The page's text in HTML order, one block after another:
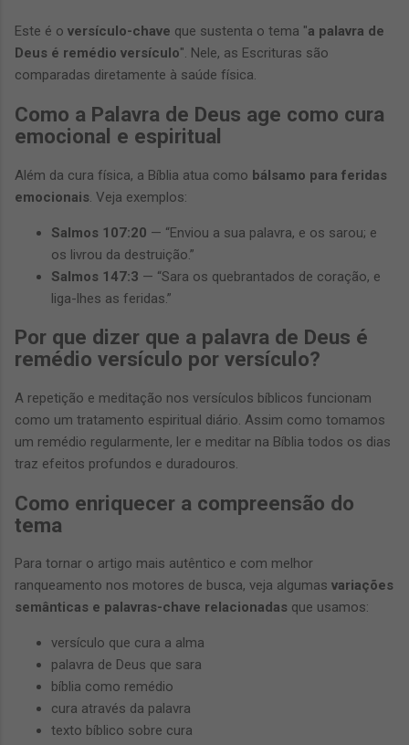
Este é o versículo-chave que sustenta o tema "a palavra de
Deus é remédio versículo". Nele, as Escrituras são
comparadas diretamente à saúde física.
Como a Palavra de Deus age como cura
emocional e espiritual
Além da cura física, a Bíblia atua como bálsamo para feridas
emocionais . Veja exemplos:
Salmos 107:20 — “Enviou a sua palavra, e os sarou; e
os livrou da destruição.”
Salmos 147:3 — “Sara os quebrantados de coração, e
liga-lhes as feridas.”
Por que dizer que a palavra de Deus é
remédio versículo por versículo?
A repetição e meditação nos versículos bíblicos funcionam
como um tratamento espiritual diário. Assim como tomamos
um remédio regularmente, ler e meditar na Bíblia todos os dias
traz efeitos profundos e duradouros.
Como enriquecer a compreensão do
tema
Para tornar o artigo mais autêntico e com melhor
ranqueamento nos motores de busca, veja algumas variações
semânticas e palavras-chave relacionadas que usamos:
versículo que cura a alma
palavra de Deus que sara
bíblia como remédio
cura através da palavra
texto bíblico sobre cura